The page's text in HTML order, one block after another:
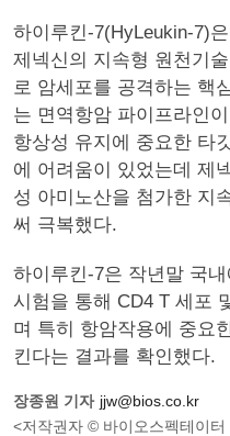
하이루킨-7(HyLeukin-7)
제넥신의 지속형 원천기
로 암세포를 공격하는 핵
는 면역항암 파이프라인
항상성 유지에 중요한 타
에 어려움이 있었는데 제
성 아미노산을 첨가한 지
써 극복했다.
하이루킨-7은 작년말 국
시험을 통해 CD4 T 세포
며 특히 항암작용에 중요
킨다는 결과를 확인했다.
장종원 기자 jjw@bios.co.kr
<저작권자 © 바이오스펙테이